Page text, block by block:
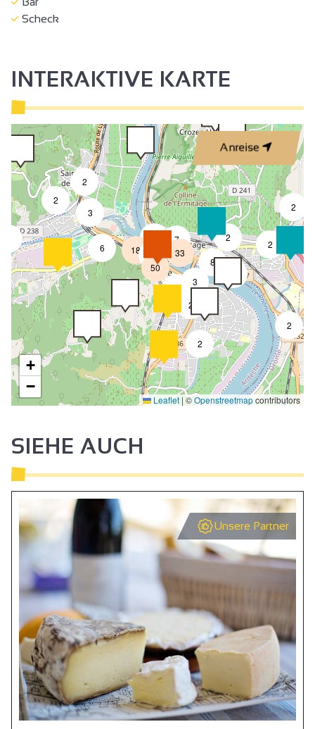
Scheck
INTERAKTIVE KARTE
Anreise
2
2
2
2
2
2
2
8
2
3
6 18
7
2
3
50
33
+
−
Leaflet | ©Openstreetmapcontributors
SIEHE AUCH
Unsere Partner